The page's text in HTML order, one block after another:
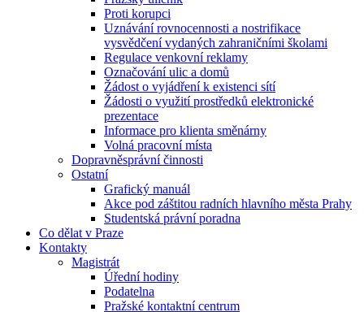
Proti korupci
Uznávání rovnocennosti a nostrifikace
vysvědčení vydaných zahraničními školami
Regulace venkovní reklamy
Označování ulic a domů
Žádost o vyjádření k existenci sítí
Žádosti o využití prostředků elektronické
prezentace
Informace pro klienta směnárny
Volná pracovní místa
Dopravněsprávní činnosti
Ostatní
Grafický manuál
Akce pod záštitou radních hlavního města Prahy
Studentská právní poradna
Co dělat v Praze
Kontakty
Magistrát
Úřední hodiny
Podatelna
Pražské kontaktní centrum